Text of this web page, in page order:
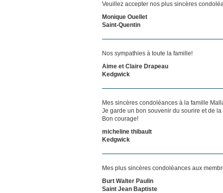
Veuillez accepter nos plus sincères
Monique Ouellet
Saint-Quentin
Nos sympathies à toute la famille!
Aime et Claire Drapeau
Kedgwick
Mes sincères condoléances à la famille
Je garde un bon souvenir du sourire et de
Bon courage!
micheline thibault
Kedgwick
Mes plus sincères condoléances aux
Burt Walter Paulin
Saint Jean Baptiste